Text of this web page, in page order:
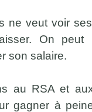
ne veut voir
On peut
son salaire.
au RSA et
gagner à